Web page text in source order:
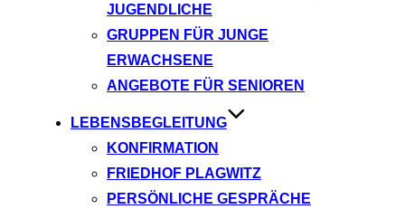
JUGENDLICHE
GRUPPEN FÜR JUNGE
ERWACHSENE
ANGEBOTE FÜR SENIOREN
LEBENSBEGLEITUNG
KONFIRMATION
FRIEDHOF PLAGWITZ
PERSÖNLICHE GESPRÄCHE